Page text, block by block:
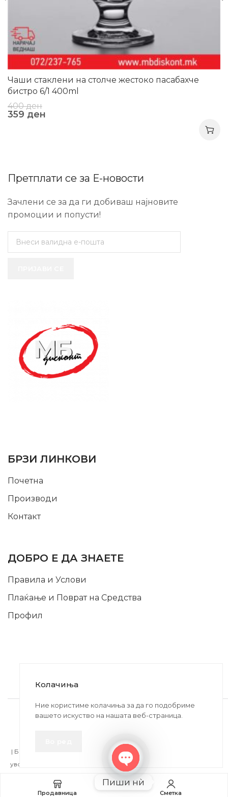
Чаши стаклени на столче жестоко пасабахче
бистро 6/1 400ml
400ден
359 ден
Претплати се за Е-новости
Зачлени се за да ги добиваш најновите
промоции и попусти!
БРЗИ ЛИНКОВИ
Почетна
Производи
Контакт
ДОБРО Е ДА ЗНАЕТЕ
Правила и Услови
Плаќање и Поврат на Средства
Профил
2020-2024 © MB DISKONT. Изработено од
БРАМИТ ДООЕЛ
| БРАЌА МИНКОВИ 57, 2400 СТРУМИЦА | ДПТУ
увоз-извоз Струмица Д.Б.: MK4027005146330 | ЕМБС: 6030530 |
Продавница Сметка
Додај во кошничка
Колачиња
Ние користиме колачиња за да го подобриме
вашето искуство на нашата веб-страница.
Пиши нѝ
Open
chaty